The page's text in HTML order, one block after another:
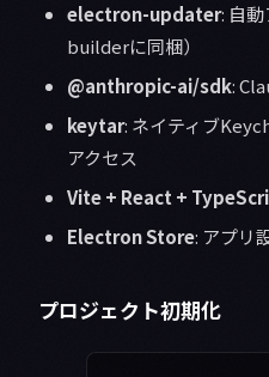
electron-updater: 自
builderに同梱）
@anthropic-ai/sdk:
keytar: ネイティブ
アクセス
Vite + React +
Electron Store: アプリ
プロジェクト初期化